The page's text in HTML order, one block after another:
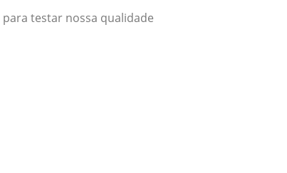
testar nossa qualidade